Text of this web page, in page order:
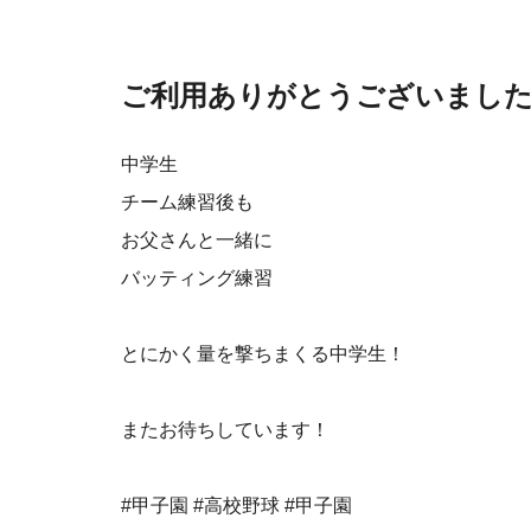
ご利用ありがとうございまし
中学生
チーム練習後も
お父さんと一緒に
バッティング練習
とにかく量を撃ちまくる中学生！
またお待ちしています！
#甲子園 #高校野球 #甲子園